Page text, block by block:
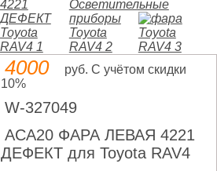
4000
руб. С учётом скидки
10%
W-327049
ACA20 ФАРА ЛЕВАЯ 4221
ДЕФЕКТ для Toyota RAV4